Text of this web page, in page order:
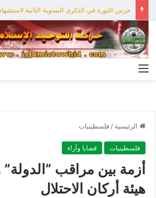
الرئيسية /فلسطينيات
فلسطينيات قضايا وآراء
أزمة بين مراقب
هيئة أركان الاحتلال